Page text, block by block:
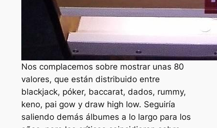
Nos complacemos sobre mostrar unas 80
valores, que están distribuido entre
blackjack, póker, baccarat, dados, rummy,
keno, pai gow y draw high low. Seguiría
saliendo demás álbumes a lo largo para los